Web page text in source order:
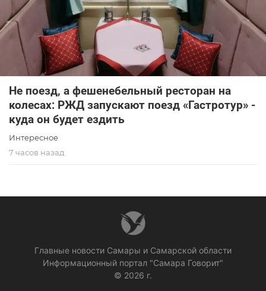
Не поезд, а фешенебельный ресторан на
колесах: РЖД запускают поезд «Гастротур» -
куда он будет ездить
Интересное
7 часов назад
Главные новости Самары и Самарской области
Информационный портал "Самара Говорит"
© 2026 г.